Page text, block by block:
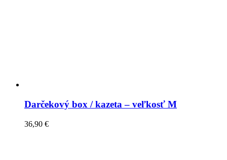
Darčekový box / kazeta – veľkosť M
36,90 €